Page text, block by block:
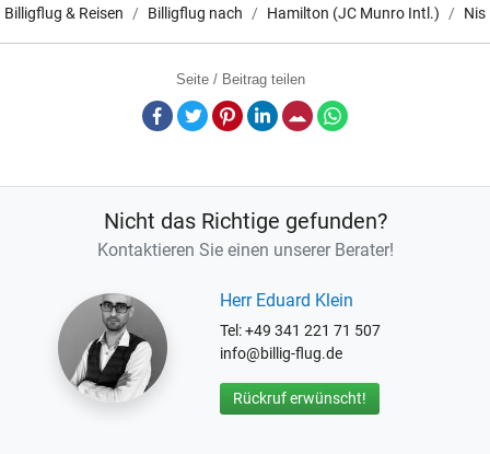
Billigflug & Reisen Billigflug nach Hamilton (JC Munro Intl.) Nis
Seite / Beitrag teilen
Facebook
TwitterPinterestLinkedInE-Mail
Nicht das Richtige gefunden?
Kontaktieren Sie einen unserer Berater!
Herr Eduard Klein
Tel: +49 341 221 71 507
info@billig-flug.de
Rückruf erwünscht!